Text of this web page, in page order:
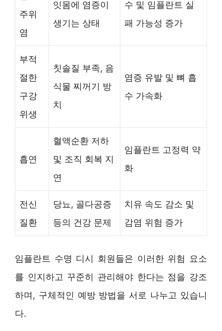
주위
염
잇몸에 염증이
생기는 상태
수 및 임플란트 실
패 가능성 증가
부적
절한
구강
위생
칫솔질 부족, 음
식물 찌꺼기 방
치
염증 유발 및 뼈 흡
수 가속화
흡연
혈액순환 저하
및 조직 회복 지
연
임플란트 고정력 약
화
전신
질환
당뇨, 골다공증
등의 건강 문제
치유 속도 감소 및
감염 위험 증가
임플란트 수명 디시 회원들은 이러한 위험 요소
를 인지하고 꾸준히 관리해야 한다는 점을 강조
하며, 구체적인 예방 방법을 서로 나누고 있습니
다.